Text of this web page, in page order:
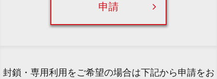
申請
封鎖・専用利用をご希望の場合は下記から申請をお